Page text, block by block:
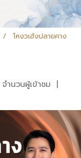
โหงวเฮ้งปลายคาง
ำนวนผู้เข้าชม |